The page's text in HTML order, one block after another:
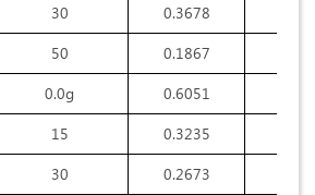
30
0.3678
50
0.1867
0.0g 0.6051
15
0.3235
30
0.2673